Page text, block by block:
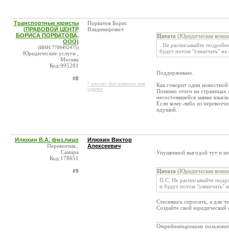
Транспортные юристы
(ПРАВОВОЙ ЦЕНТР
БОРИСА ПОРВАТОВА,
ООО)
(ИНН:7709492475)
Юридические услуги ,
Москва
Код:995281
#8
Порватов Борис
Владимирович
* контакт был изменен или
удален
Цитата (Юридическая
. Не расписывайте
будут потом "умничать"
Поддерживаю.
Как говорит один
Помимо этого на страницах
несостоявшейся заявке
Если кому-либо из
идущий.
Илюхин В.А. физ.лицо
Перевозчик ,
Самара
Код:178651
#9
Илюхин Виктор
Алексеевич
Упущенной выгодой тут и не
Цитата (Юридическая
П.С. Не расписывайте
и будут потом "умничать"
Стесняюсь спросить, а для
Создайте свой юридический
Отредактировано